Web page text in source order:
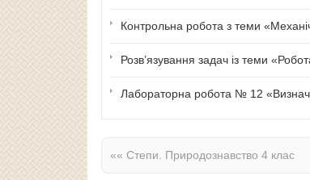
Контрольна робота з теми
Розв’язування задач із теми
Лабораторна робота № 12
«« Степи. Природознавство 4 клас